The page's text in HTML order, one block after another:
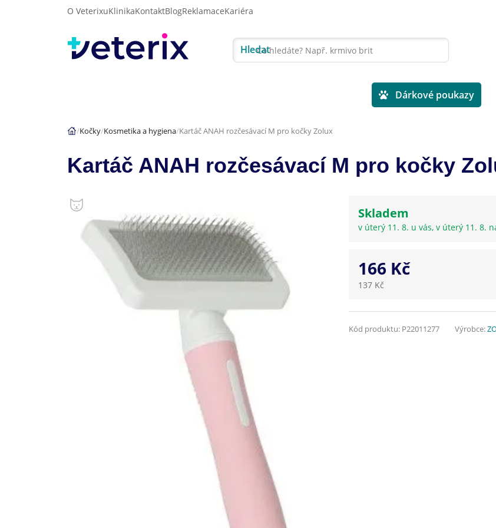
O VeterixuKlinikaKontaktBlogReklamaceKariéra
Hledat
Dárkové poukazy
Kočky Kosmetika a hygiena Kartáč ANAH rozčesávací M pro kočky Zolux
Kartáč ANAH rozčesávací M pro kočky
Skladem
v úterý 11. 8. u vás, v úterý 11. 8.
166 Kč
137 Kč
Kód produktu: P22011277 Výrobce: